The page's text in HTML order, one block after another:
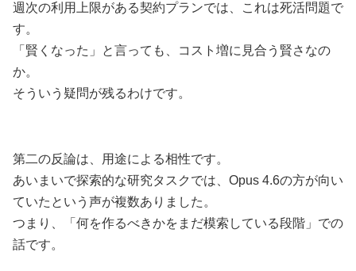
週次の利用上限がある契約プランでは、これは死活問題で
す。
「賢くなった」と言っても、コスト増に見合う賢さなの
か。
そういう疑問が残るわけです。
第二の反論は、用途による相性です。
あいまいで探索的な研究タスクでは、Opus 4.6の方が向い
ていたという声が複数ありました。
つまり、「何を作るべきかをまだ模索している段階」での
話です。